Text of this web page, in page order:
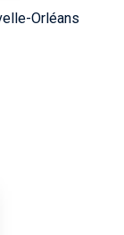
Orléans